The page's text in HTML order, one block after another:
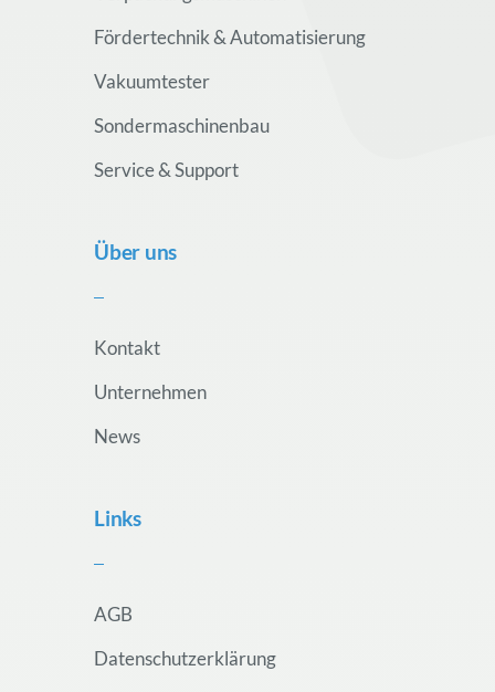
Fördertechnik & Automatisierung
Vakuumtester
Sondermaschinenbau
Service & Support
Über uns
Kontakt
Unternehmen
News
Links
AGB
Datenschutzerklärung